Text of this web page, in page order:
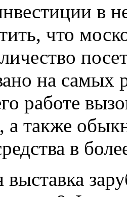
в
что
на самых
работе
а также
в
выставка